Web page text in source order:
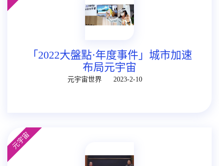
「2022大盤點·年度事件」城市加速
布局元宇宙
元宇宙世界 2023-2-10
元宇宙